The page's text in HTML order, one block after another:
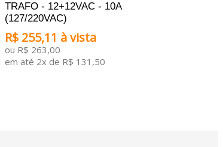
TRAFO - 12+12VAC - 10A
(127/220VAC)
R$ 255,11 à vista
ou R$ 263,00
em até 2x de R$ 131,50